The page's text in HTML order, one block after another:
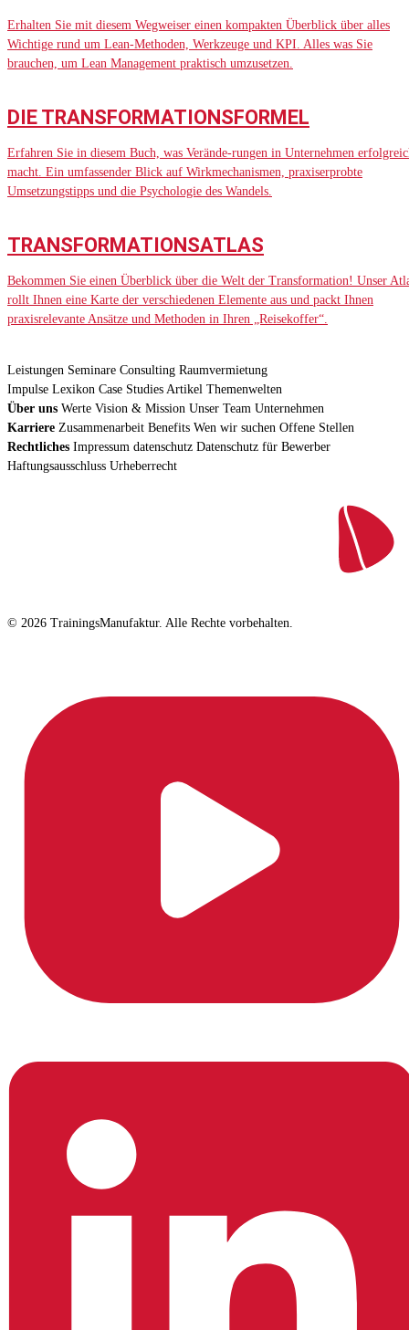
Erhalten Sie mit diesem Wegweiser einen kompakten Überblick über alles
Wichtige rund um Lean-Methoden, Werkzeuge und KPI. Alles was Sie
brauchen, um Lean Management praktisch umzusetzen.
DIE TRANSFORMATIONSFORMEL
Erfahren Sie in diesem Buch, was Verände-rungen in Unternehmen
macht. Ein umfassender Blick auf Wirkmechanismen, praxiserprobte
Umsetzungstipps und die Psychologie des Wandels.
TRANSFORMATIONSATLAS
Bekommen Sie einen Überblick über die Welt der Transformation! Unser
rollt Ihnen eine Karte der verschiedenen Elemente aus und packt Ihnen
praxisrelevante Ansätze und Methoden in Ihren „Reisekoffer“.
Leistungen Seminare Consulting Raumvermietung
Impulse Lexikon Case Studies Artikel Themenwelten
Über uns Werte Vision & Mission Unser Team Unternehmen
Karriere Zusammenarbeit Benefits Wen wir suchen Offene Stellen
Rechtliches Impressum datenschutz Datenschutz für Bewerber
Haftungsausschluss Urheberrecht
© 2026 TrainingsManufaktur. Alle Rechte vorbehalten.